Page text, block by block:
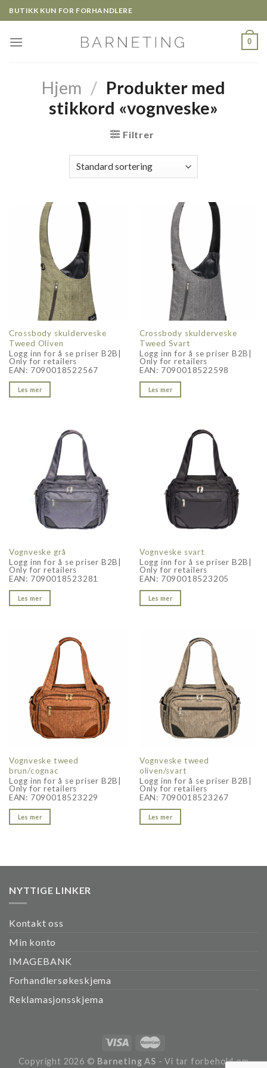
Skip
to
content
BUTIKK KUN FOR FORHANDLERE
0
Hjem / Produkter med
stikkord «vognveske»
Filtrer
Crossbody skulderveske
Tweed Oliven
Logg inn for å se priser B2B|
Only for retailers
EAN: 7090018522567
Les mer
Crossbody skulderveske
Tweed Svart
Logg inn for å se priser B2B|
Only for retailers
EAN: 7090018522598
Les mer
Vognveske grå
Logg inn for å se priser B2B|
Only for retailers
EAN: 7090018523281
Les mer
Vognveske svart
Logg inn for å se priser B2B|
Only for retailers
EAN: 7090018523205
Les mer
Vognveske tweed
brun/cognac
Logg inn for å se priser B2B|
Only for retailers
EAN: 7090018523229
Les mer
Vognveske tweed
oliven/svart
Logg inn for å se priser B2B|
Only for retailers
EAN: 7090018523267
Les mer
NYTTIGE LINKER
Kontakt oss
Min konto
IMAGEBANK
Forhandlersøkeskjema
Reklamasjonsskjema
Copyright 2026 © Barneting AS - Vi tar forbehold om